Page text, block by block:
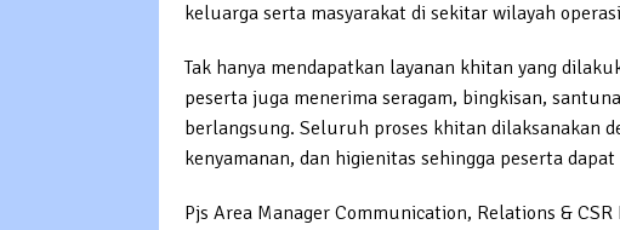
keluarga serta masyarakat di sekitar wilayah
Tak hanya mendapatkan layanan khitan yang
peserta juga menerima seragam, bingkisan,
berlangsung. Seluruh proses khitan dilaksanakan
kenyamanan, dan higienitas sehingga peserta
Pjs Area Manager Communication, Relations &